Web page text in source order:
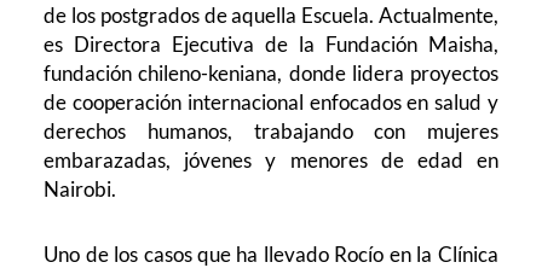
de los postgrados de aquella Escuela. Actualmente,
es Directora Ejecutiva de la Fundación Maisha,
fundación chileno-keniana, donde lidera proyectos
de cooperación internacional enfocados en salud y
derechos humanos, trabajando con mujeres
embarazadas, jóvenes y menores de edad en
Nairobi.
Uno de los casos que ha llevado Rocío en la Clínica